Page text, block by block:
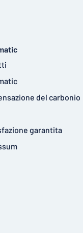
del carbonio
garantita